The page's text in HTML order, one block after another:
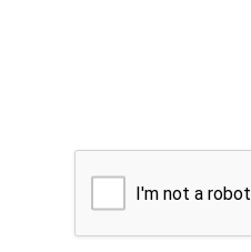
I'm not a robot